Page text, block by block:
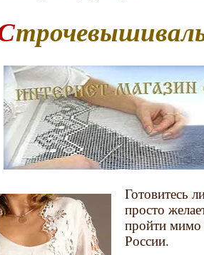
Готовитесь
просто
пройти мимо
России.